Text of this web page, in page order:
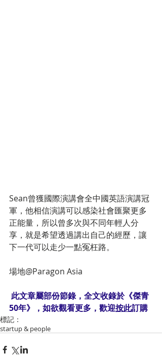
Sean曾獲國際演講會全中國英語演講冠
軍，他相信演講可以感染社會匯聚更多
正能量，所以曾多次與不同年輕人分
享，就是希望透過講出自己的經歷，讓
下一代可以走少一點冤枉路。
場地@Paragon Asia
50年》，如欲觀看更多，歡迎按此訂購
標記：
startup & people